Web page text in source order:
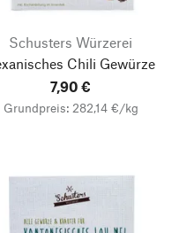
Schusters Würzerei
Chili Gewürze
7,90 €
Grundpreis: 282,14 €/kg